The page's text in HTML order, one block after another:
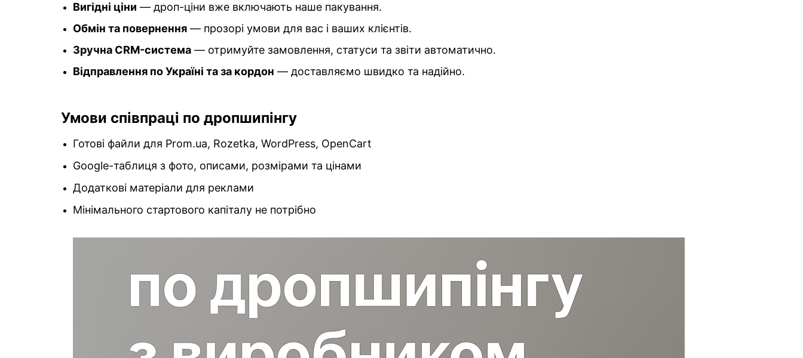
Вигідні ціни — дроп-ціни вже включають наше пакування.
Обмін та повернення — прозорі умови для вас і ваших клієнтів.
Зручна CRM-система — отримуйте замовлення, статуси та звіти автоматично.
Відправлення по Україні та за кордон — доставляємо швидко та надійно.
Умови співпраці по дропшипінгу
Готові файли для Prom.ua, Rozetka, WordPress, OpenCart
Google-таблиця з фото, описами, розмірами та цінами
Додаткові матеріали для реклами
Мінімального стартового капіталу не потрібно